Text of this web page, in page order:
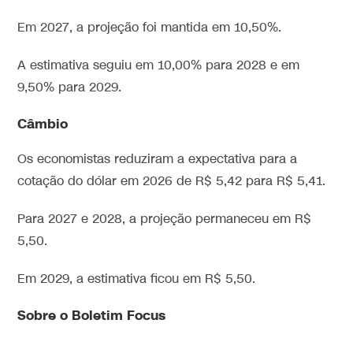
Em 2027, a projeção foi mantida em 10,50%.
A estimativa seguiu em 10,00% para 2028 e em
9,50% para 2029.
Câmbio
Os economistas reduziram a expectativa para a
cotação do dólar em 2026 de R$ 5,42 para R$ 5,41.
Para 2027 e 2028, a projeção permaneceu em R$
5,50.
Em 2029, a estimativa ficou em R$ 5,50.
Sobre o Boletim Focus